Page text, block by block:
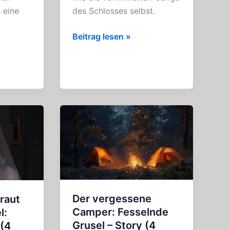
eine
des Schlosses selbst.
Der
Geschichte
(4
Kapitel)
Beitrag lesen »
Der vergessene
Camper: Fesselnde
Grusel – Story (4